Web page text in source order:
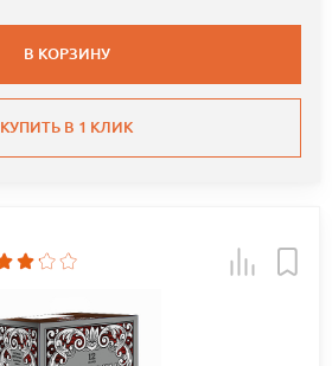
В КОРЗИНУ
КУПИТЬ В 1 КЛИК